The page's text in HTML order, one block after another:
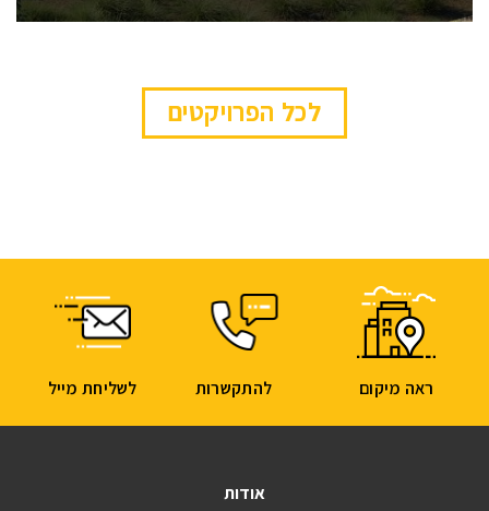
לכל הפרויקטים
אודות
ראה מיקום להתקשרות לשליחת מייל